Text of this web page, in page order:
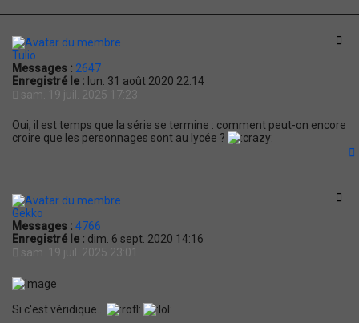
Tulio
Messages : 2647
Enregistré le : lun. 31 août 2020 22:14
sam. 19 juil. 2025 17:23
Oui, il est temps que la série se termine : comment peut-on encore
croire que les personnages sont au lycée ?
Gekko
Messages : 4766
Enregistré le : dim. 6 sept. 2020 14:16
sam. 19 juil. 2025 23:01
Si c'est véridique...